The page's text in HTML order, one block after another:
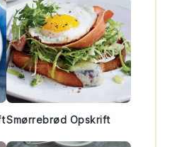
Smørrebrød Opskrift